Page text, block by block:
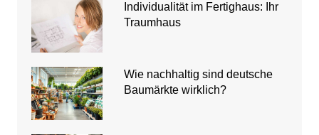
Individualität im Fertighaus: Ihr
Traumhaus
Wie nachhaltig sind deutsche
Baumärkte wirklich?